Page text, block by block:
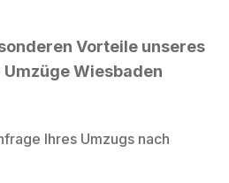
Vorteile unseres
Wiesbaden
Ihres Umzugs nach